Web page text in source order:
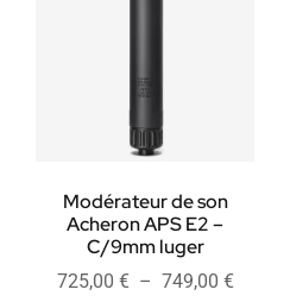
Modérateur de son
Acheron APS E2 –
C/9mm luger
725,00 € – 749,00 €